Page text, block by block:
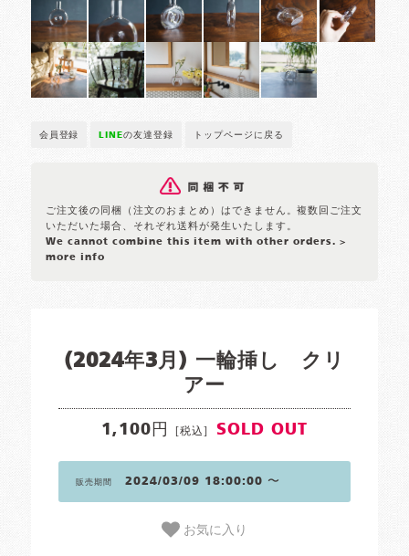
会員登録 LINEの友達登録 トップページに戻る
ご注文後の同梱（注文のおまとめ）はできません。複数回ご注文
いただいた場合、それぞれ送料が発生いたします。
We cannot combine this item with other orders. >
more info
(2024年3月) 一輪挿し クリ
アー
1,100円 [税込] SOLD OUT
販売期間 2024/03/09 18:00:00 〜
お気に入り